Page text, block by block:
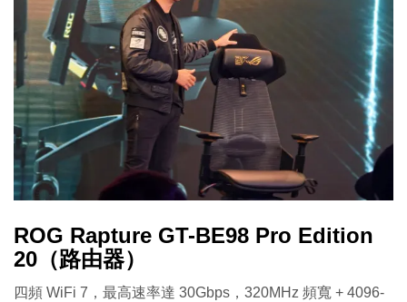
ROG Rapture GT-BE98 Pro Edition
20（路由器）
四頻 WiFi 7，最高速率達 30Gbps，320MHz 頻寬 + 4096-